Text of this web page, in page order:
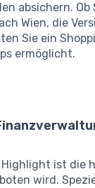
absichern.
Wien, die
Sie ein
ermöglicht.
ist die
wird.